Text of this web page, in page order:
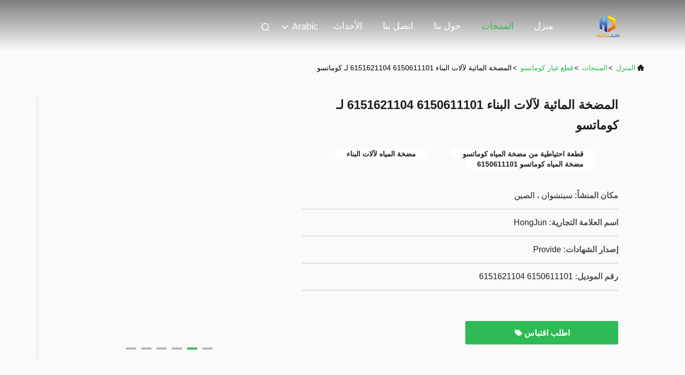
منزل المنتجات حول بنا اتصل بنا الأحداث Arabic
المنزل >المنتجات >قطع غيار كوماتسو >المضخة المائية لآلات البناء 6150611101 6151621104 لـ كوماتسو
المضخة المائية لآلات البناء 6150611101 6151621104 لـ
كوماتسو
قطعة احتياطية من مضخة المياه كوماتسو
مضخة المياه لآلات البناء
مضخة المياه كوماتسو 6150611101
مكان المنشأ: سيتشوان ، الصين
اسم العلامة التجارية: HongJun
إصدار الشهادات: Provide
رقم الموديل: 6150611101 6151621104
اطلب اقتباس